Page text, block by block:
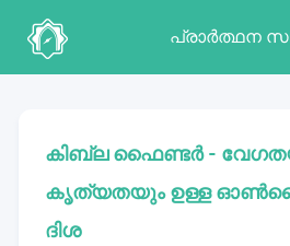
പ്രാർത്ഥന
കിബ്ല ഫൈണ്ടർ -
കൃത്യതയും ഉള്ള
ദിശ